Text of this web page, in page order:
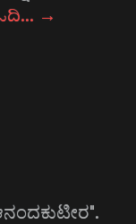
→